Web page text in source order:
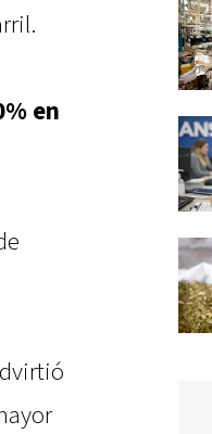
en